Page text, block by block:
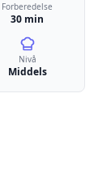
Forberedelse
30 min
Nivå
Middels